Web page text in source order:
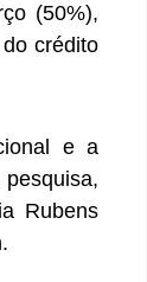
(50%),
crédito
e a
Rubens